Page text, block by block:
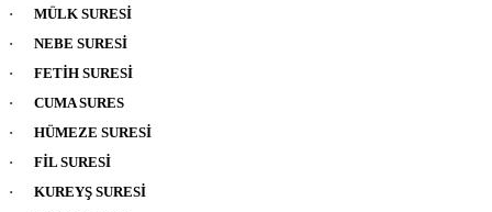
·
MÜLK SURESİ
·
NEBE SURESİ
·
FETİH SURESİ
·
CUMA SURES
·
HÜMEZE SURESİ
·
FİL SURESİ
·
KUREYŞ SURESİ